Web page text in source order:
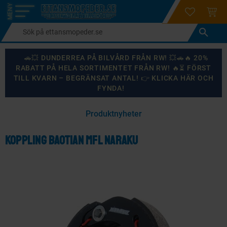
Meny
login
🚗💥 DUNDERREA PÅ BILVÅRD FRÅN RW! 💥🚗🔥 20%
RABATT PÅ HELA SORTIMENTET FRÅN RW! 🔥⏳ FÖRST
TILL KVARN – BEGRÄNSAT ANTAL! 👉 KLICKA HÄR OCH
FYNDA!
KANSKE NÅGON AV DESSA PRODUKTER KAN INTRESSERA
DIG?
Produktnyheter
Koppling Baotian mfl Naraku